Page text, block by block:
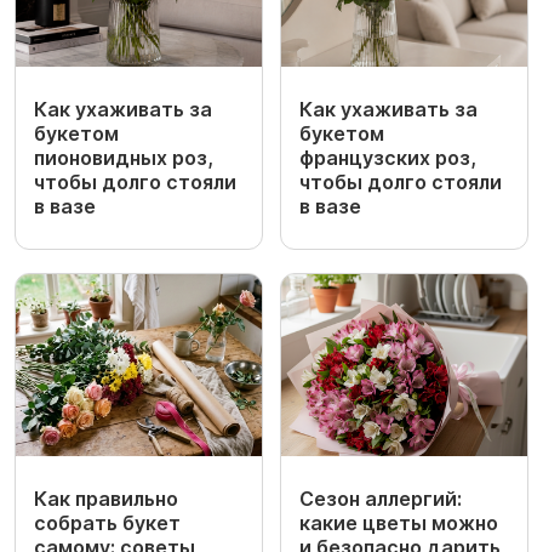
Как ухаживать за
букетом
пионовидных роз,
чтобы долго стояли
в вазе
Как ухаживать за
букетом
французских роз,
чтобы долго стояли
в вазе
Как правильно
собрать букет
самому: советы
Сезон аллергий:
какие цветы можно
и безопасно дарить